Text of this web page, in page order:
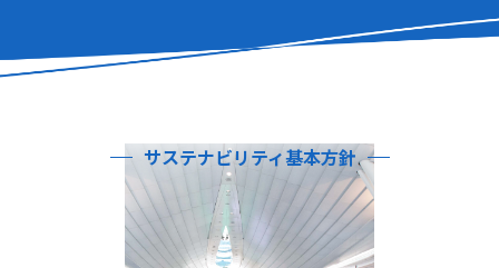
JP EN
サステナビリティ基本方針